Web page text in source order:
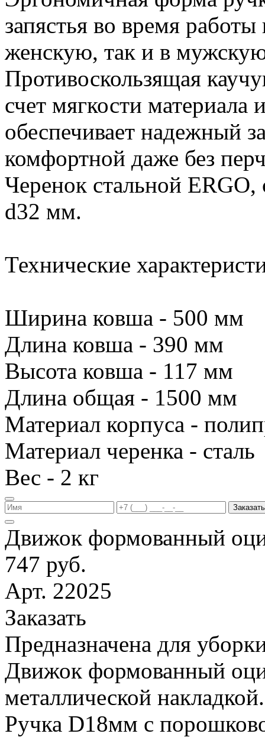
запястья во время
женскую, так и в
Противоскользящая
счет мягкости
обеспечивает надежный
комфортной даже без
Черенок стальной
d32 мм.
Технические
Ширина ковша - 500 мм
Длина ковша - 390 мм
Высота ковша - 117 мм
Длина общая - 1500 мм
Материал корпуса -
Материал черенка - сталь
Вес - 2 кг
Заказать
Движок формованный
747 руб.
Арт. 22025
Заказать
Предназначена для
Движок формованный
металлической
Ручка D18мм с